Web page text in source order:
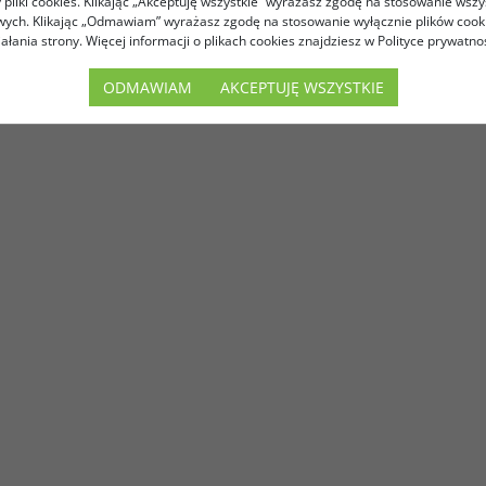
Klikając „Odmawiam” wyrażasz zgodę na stosowanie wyłącznie plików
strony. Więcej informacji o plikach cookies znajdziesz w Polityce
ODMAWIAM AKCEPTUJĘ WSZYSTKIE